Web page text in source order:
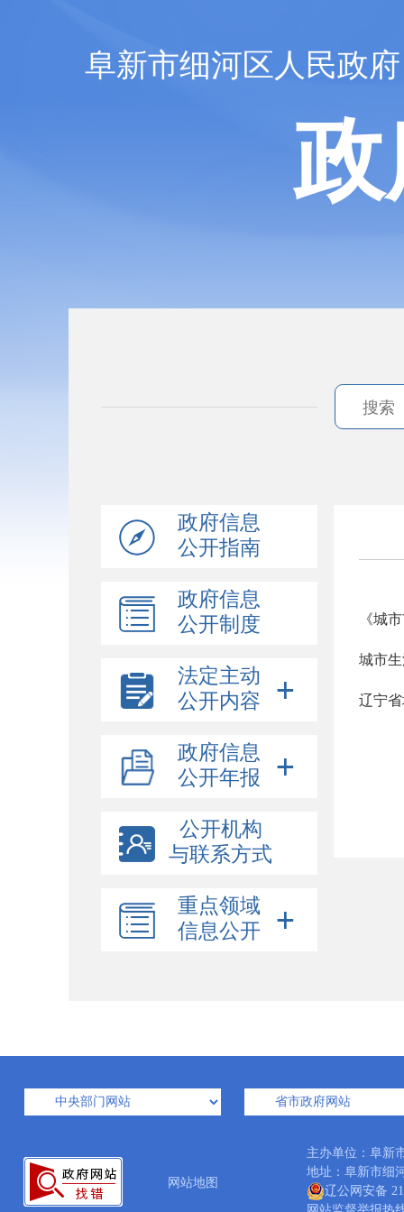
阜新市细河区人民政府
政府信息
公开指南
政府信息
公开制度
法定主动
公开内容
政府信息
公开年报
公开机构
与联系方式
重点领域
信息公开
《城
城市
辽宁
网站地图
主办单位：阜
地址：阜新市
辽公网安备